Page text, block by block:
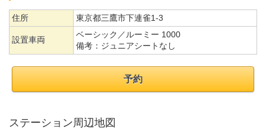
住所 東京都三鷹市下連雀1-3
設置車両
ベーシック／ルーミー 1000
備考： ジュニアシートなし
予約
ステーション周辺地図